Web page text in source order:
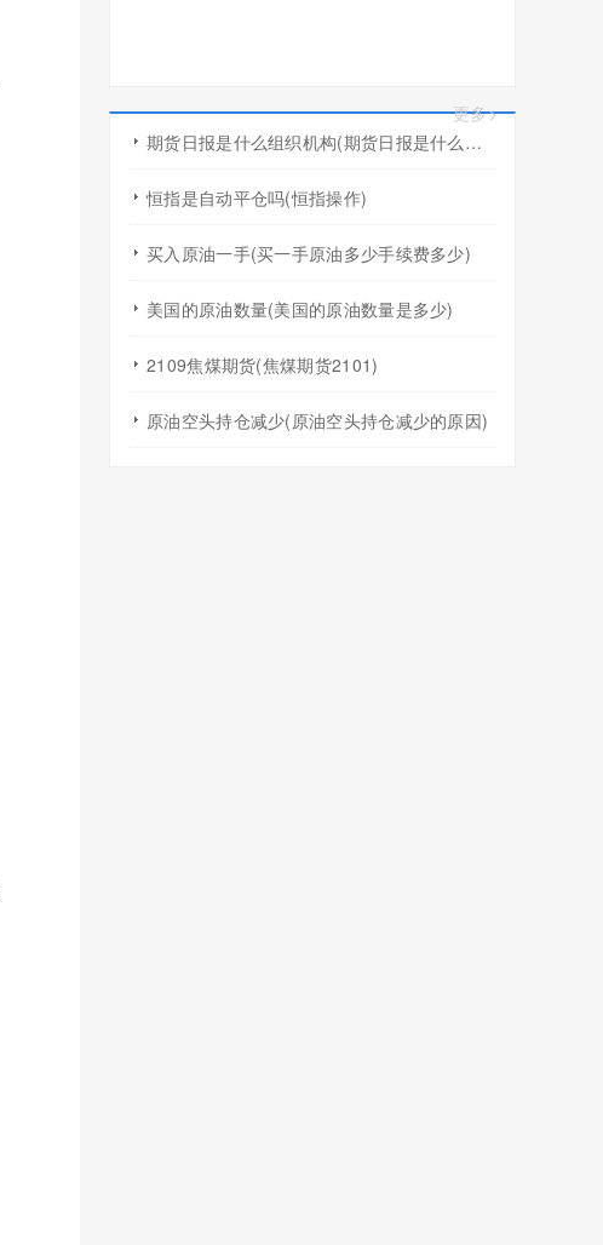
更多>
期货日报是什么组织机构(期货日报是什么组织机构的)
恒指是自动平仓吗(恒指操作)
买入原油一手(买一手原油多少手续费多少)
美国的原油数量(美国的原油数量是多少)
2109焦煤期货(焦煤期货2101)
原油空头持仓减少(原油空头持仓减少的原因)